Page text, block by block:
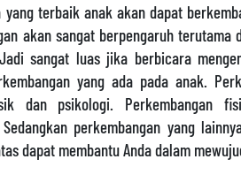
terbaik anak akan dapat
akan sangat berpengaruh terutama
sangat luas jika berbicara
yang ada pada anak.
dan psikologi. Perkembangan
perkembangan yang
dapat membantu Anda dalam